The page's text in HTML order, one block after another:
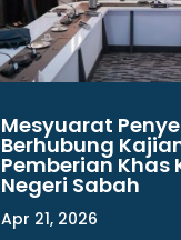
Mesyuarat
Berhubung
Pemberian Khas
Negeri Sabah
Apr 21, 2026